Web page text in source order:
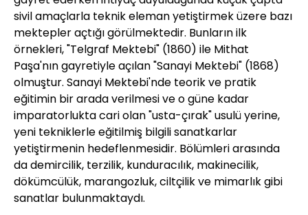
sivil amaçlarla teknik eleman yetiştirmek üzere bazı
mektepler açtığı görülmektedir. Bunların ilk
örnekleri, "Telgraf Mektebi" (1860) ile Mithat
Paşa'nın gayretiyle açılan "Sanayi Mektebi" (1868)
olmuştur. Sanayi Mektebi'nde teorik ve pratik
eğitimin bir arada verilmesi ve o güne kadar
imparatorlukta cari olan "usta-çırak" usulü yerine,
yeni tekniklerle eğitilmiş bilgili sanatkarlar
yetiştirmenin hedeflenmesidir. Bölümleri arasında
da demircilik, terzilik, kunduracılık, makinecilik,
dökümcülük, marangozluk, ciltçilik ve mimarlık gibi
sanatlar bulunmaktaydı.